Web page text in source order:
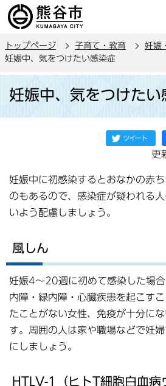
の
ー
トップページ 子育て・教育 妊娠
妊娠中、気をつけたい感染症
妊娠中、気をつけたい
更
妊娠中に初感染するとおなかの赤
のもあるので、感染症が疑われる
いよう配慮しましょう。
風しん
妊娠4～20週に初めて感染した場
内障・緑内障・心臓疾患を起こす
たことがない女性、免疫が十分に
す。周囲の人は家や職場などで妊
にしましょう。
HTLV-1（ヒトT細胞白血病